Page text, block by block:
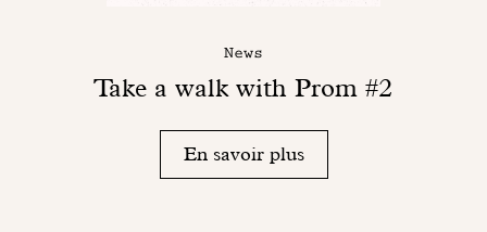
News
Take a walk with Prom #2
En savoir plus